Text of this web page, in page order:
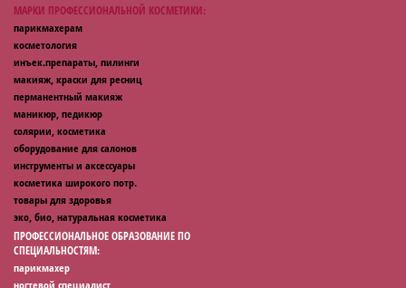
МАРКИ ПРОФЕССИОНАЛЬНОЙ КОСМЕТИКИ:
парикмахерам
косметология
инъек.препараты, пилинги
макияж, краски для ресниц
перманентный макияж
маникюр, педикюр
солярии, косметика
оборудование для салонов
инструменты и аксессуары
косметика широкого потр.
товары для здоровья
эко, био, натуральная косметика
ПРОФЕССИОНАЛЬНОЕ ОБРАЗОВАНИЕ ПО
СПЕЦИАЛЬНОСТЯМ:
парикмахер
ногтевой специалист